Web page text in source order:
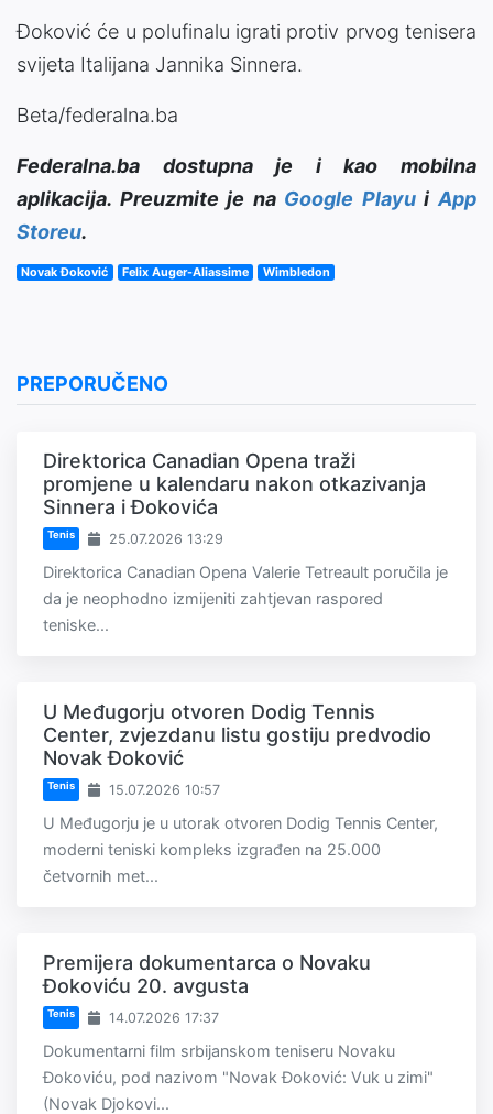
Đoković će u polufinalu igrati protiv prvog tenisera
svijeta Italijana Jannika Sinnera.
Beta/federalna.ba
Federalna.ba dostupna je i kao mobilna
aplikacija. Preuzmite je na Google PlayuiApp
Storeu.
Novak Đoković Felix Auger-Aliassime Wimbledon
PREPORUČENO
Direktorica Canadian Opena traži
promjene u kalendaru nakon otkazivanja
Sinnera i Đokovića
Tenis 25.07.2026 13:29
Direktorica Canadian Opena Valerie Tetreault poručila je
da je neophodno izmijeniti zahtjevan raspored
teniske...
U Međugorju otvoren Dodig Tennis
Center, zvjezdanu listu gostiju predvodio
Novak Đoković
Tenis 15.07.2026 10:57
U Međugorju je u utorak otvoren Dodig Tennis Center,
moderni teniski kompleks izgrađen na 25.000
četvornih met...
Premijera dokumentarca o Novaku
Đokoviću 20. avgusta
Tenis 14.07.2026 17:37
Dokumentarni film srbijanskom teniseru Novaku
Đokoviću, pod nazivom "Novak Đoković: Vuk u zimi"
(Novak Djokovi...